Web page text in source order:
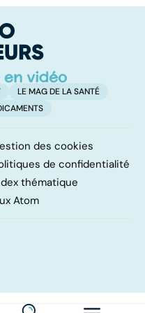
LE MAG DE LA SANTÉ
des cookies
de confidentialité
thématique
Atom